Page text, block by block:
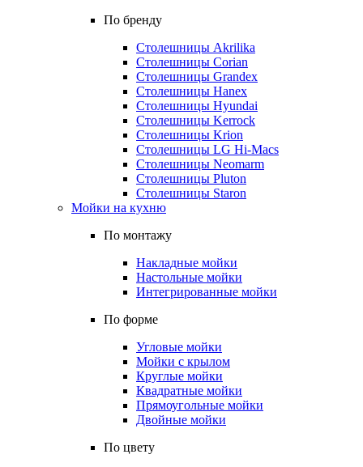
По бренду
Столешницы Akrilika
Столешницы Corian
Столешницы Grandex
Столешницы Hanex
Столешницы Hyundai
Столешницы Kerrock
Столешницы Krion
Столешницы LG Hi-Macs
Столешницы Neomarm
Столешницы Pluton
Столешницы Staron
Мойки на кухню
По монтажу
Накладные мойки
Настольные мойки
Интегрированные мойки
По форме
Угловые мойки
Мойки с крылом
Круглые мойки
Квадратные мойки
Прямоугольные мойки
Двойные мойки
По цвету